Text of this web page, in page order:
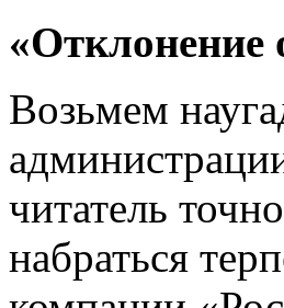
«Отклонение
Возьмем
читатель
набраться